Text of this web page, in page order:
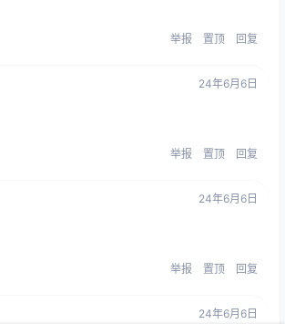
举报 置顶 回复
24年6月6日
举报 置顶 回复
24年6月6日
举报 置顶 回复
24年6月6日